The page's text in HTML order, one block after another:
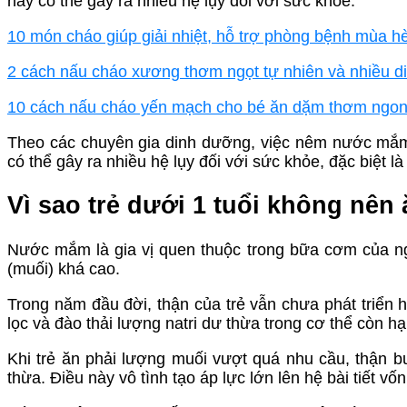
10 món cháo giúp giải nhiệt, hỗ trợ phòng bệnh mùa
2 cách nấu cháo xương thơm ngọt tự nhiên và nhiều
10 cách nấu cháo yến mạch cho bé ăn dặm thơm
Theo các chuyên gia dinh dưỡng, việc nêm nước
có thể gây ra nhiều hệ lụy đối với sức khỏe, đặc biệt
Vì sao trẻ dưới 1 tuổi không nên
Nước mắm là gia vị quen thuộc trong bữa cơm của
(muối) khá cao.
Trong năm đầu đời, thận của trẻ vẫn chưa phát triển
lọc và đào thải lượng natri dư thừa trong cơ thể còn
Khi trẻ ăn phải lượng muối vượt quá nhu cầu, thận
thừa. Điều này vô tình tạo áp lực lớn lên hệ bài tiết